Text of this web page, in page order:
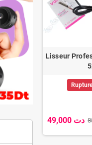
Lisseur
49,000 دت